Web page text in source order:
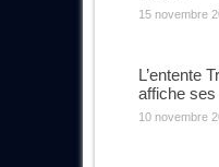
15 novembre
L’entente
affiche
10 novembre